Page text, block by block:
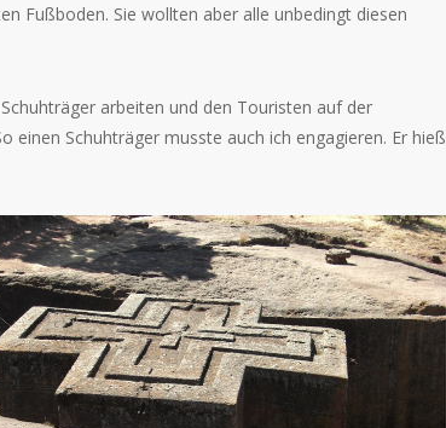
Fußboden. Sie wollten aber alle unbedingt diesen
arbeiten und den Touristen auf der
einen Schuhträger musste auch ich engagieren. Er hieß